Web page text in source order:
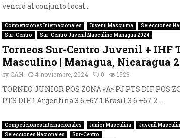
venció al conjunto local...
Competiciones Internacionales Juvenil Masculina
Selecciones
Sur-Centro
Sur-Centro Juvenil Masculino Managua 2024
Torneos Sur-Centro Juvenil + IHF
Masculino | Managua, Nicaragua
by CAH 4 noviembre, 2024 0 1523
TORNEO JUNIOR POS ZONA «A» PJ PTS DIF POS
PTS DIF 1 Argentina 3 6 +67 1 Brasil 3 6 +67 2...
Competiciones Internacionales Junior Masculina Juvenil
Selecciones Nacionales
Sur-Centro